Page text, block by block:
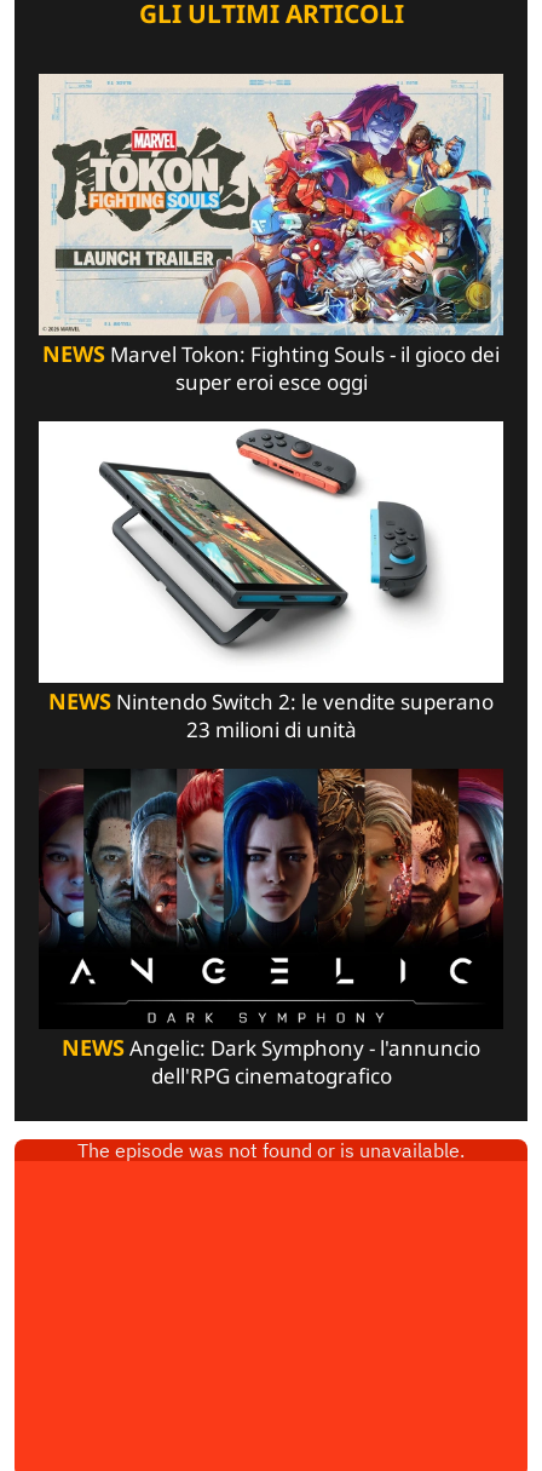
GLI ULTIMI ARTICOLI
NEWS Marvel Tokon: Fighting Souls - il gioco dei
super eroi esce oggi
NEWS Nintendo Switch 2: le vendite superano
23 milioni di unità
NEWSAngelic: Dark Symphony - l'annuncio
dell'RPG cinematografico